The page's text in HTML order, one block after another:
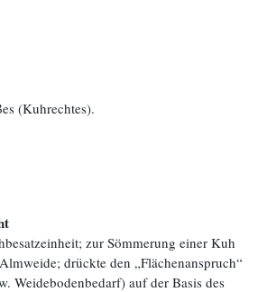
(Kuhrechtes).
zur Sömmerung einer Kuh
drückte den „Flächenanspruch“
Weidebodenbedarf) auf der Basis des